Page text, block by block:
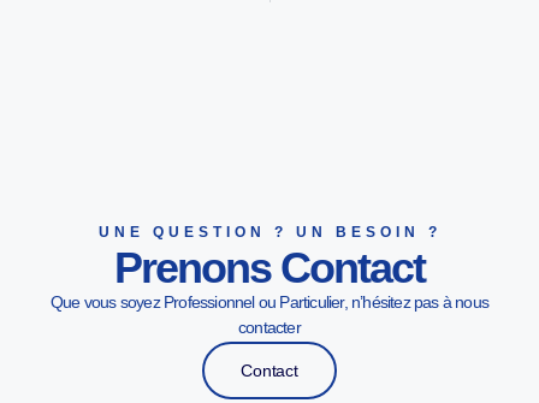
UNE QUESTION ? UN BESOIN ?
Prenons Contact
Que vous soyez Professionnel ou Particulier, n’hésitez pas à nous
contacter
Contact